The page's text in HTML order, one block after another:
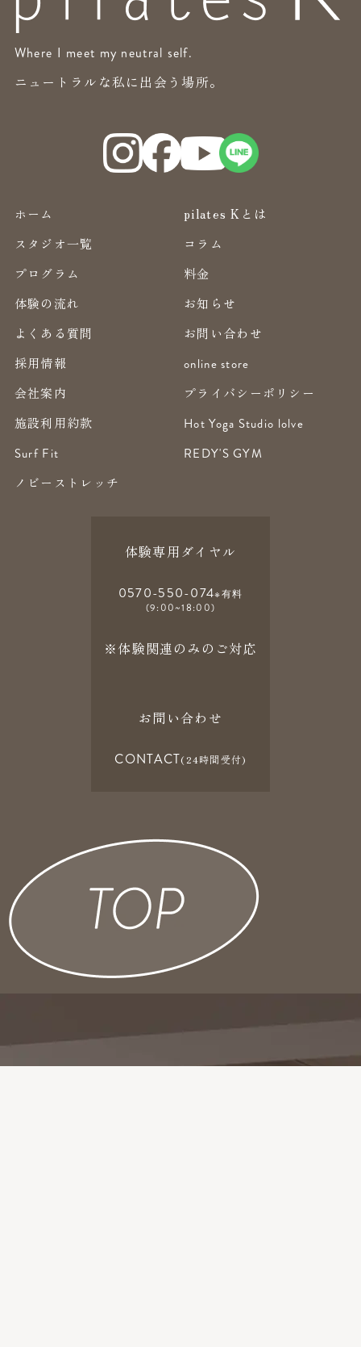
Where I meet my neutral self.
ニュートラルな私に出会う場所。
ホーム
pilates Kとは
スタジオ一覧
コラム
プログラム
料金
体験の流れ
お知らせ
よくある質問
お問い合わせ
採用情報
online store
会社案内
プライバシーポリシー
施設利用約款
Hot Yoga Studio lolve
Surf Fit
REDY'S GYM
ノビーストレッチ
体験専用ダイヤル
0570-550-074※有料
(9:00~18:00)
※体験関連のみのご対応
お問い合わせ
CONTACT(24時間受付)